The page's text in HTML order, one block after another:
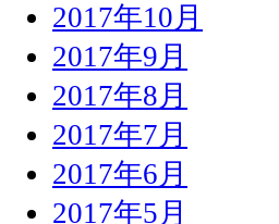
2017年10月
2017年9月
2017年8月
2017年7月
2017年6月
2017年5月